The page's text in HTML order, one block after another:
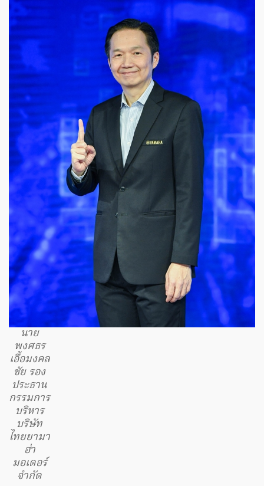
นาย
พงศธร
เอื้อมงคล
ชัย รอง
ประธาน
กรรมการ
บริหาร
บริษัท
ไทยยามา
ฮ่า
มอเตอร์
จำกัด